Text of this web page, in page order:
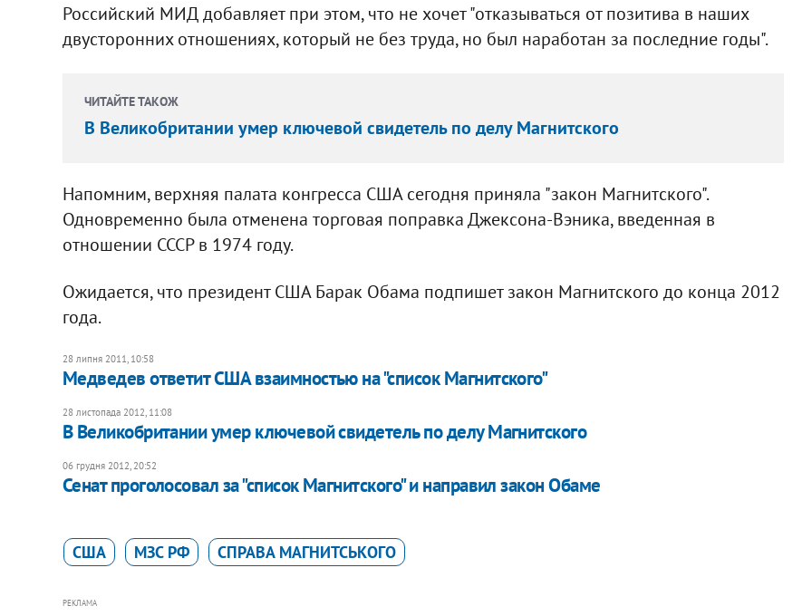
Российский МИД добавляет при этом, что не хочет "отказываться от позитива в наших
двусторонних отношениях, который не без труда, но был наработан за последние годы".
ЧИТАЙТЕ ТАКОЖ
В Великобритании умер ключевой свидетель по делу Магнитского
Напомним, верхняя палата конгресса США сегодня приняла "закон Магнитского".
Одновременно была отменена торговая поправка Джексона-Вэника, введенная в
отношении СССР в 1974 году.
Ожидается, что президент США Барак Обама подпишет закон Магнитского до конца 2012
года.
28 липня 2011, 10:58
Медведев ответит США взаимностью на "список Магнитского"
28 листопада 2012, 11:08
В Великобритании умер ключевой свидетель по делу Магнитского
06 грудня 2012, 20:52
Сенат проголосовал за "список Магнитского" и направил закон Обаме
США МЗС РФ СПРАВА МАГНИТСЬКОГО
РЕКЛАМА